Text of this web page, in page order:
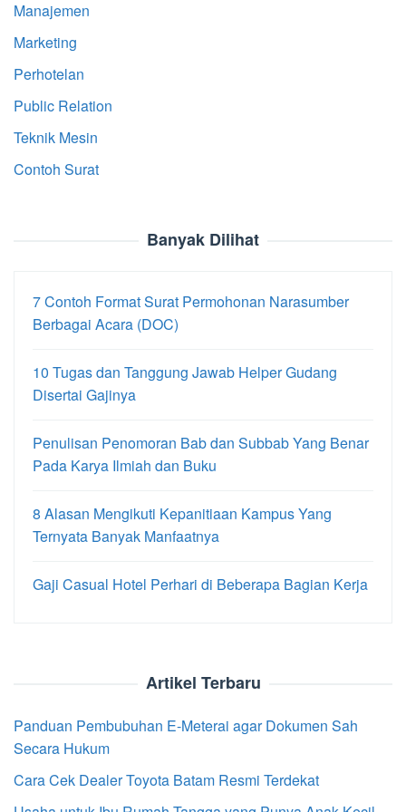
Manajemen
Marketing
Perhotelan
Public Relation
Teknik Mesin
Contoh Surat
Banyak Dilihat
7 Contoh Format Surat Permohonan Narasumber
Berbagai Acara (DOC)
10 Tugas dan Tanggung Jawab Helper Gudang
Disertai Gajinya
Penulisan Penomoran Bab dan Subbab Yang Benar
Pada Karya Ilmiah dan Buku
8 Alasan Mengikuti Kepanitiaan Kampus Yang
Ternyata Banyak Manfaatnya
Gaji Casual Hotel Perhari di Beberapa Bagian Kerja
Artikel Terbaru
Panduan Pembubuhan E-Meterai agar Dokumen Sah
Secara Hukum
Cara Cek Dealer Toyota Batam Resmi Terdekat